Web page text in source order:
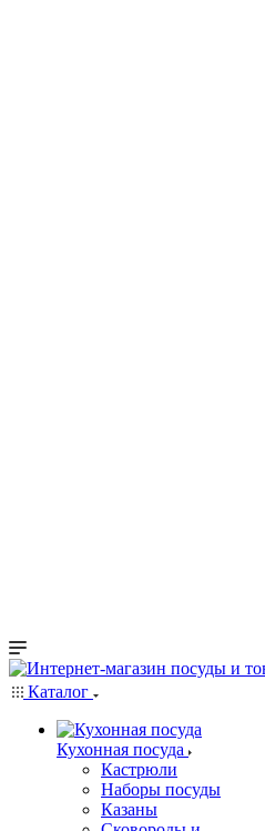
Каталог
Кухонная посуда
Кастрюли
Наборы посуды
Казаны